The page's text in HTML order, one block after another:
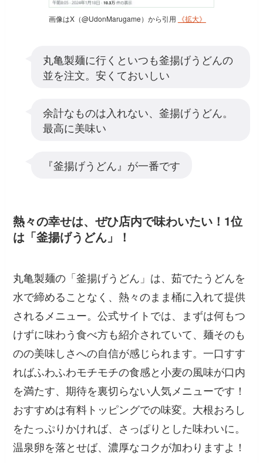
画像はX（@UdonMarugame）から引用 《拡大》
丸亀製麺に行くといつも釜揚げうどんの
並を注文。安くておいしい
余計なものは入れない、釜揚げうどん。
最高に美味い
『釜揚げうどん』が一番です
熱々の幸せは、ぜひ店内で味わいたい！1位
は「釜揚げうどん」！
丸亀製麺の「釜揚げうどん」は、茹でたうどんを
水で締めることなく、熱々のまま桶に入れて提供
されるメニュー。公式サイトでは、まずは何もつ
けずに味わう食べ方も紹介されていて、麺そのも
のの美味しさへの自信が感じられます。一口すす
ればふわふわモチモチの食感と小麦の風味が口内
を満たす、期待を裏切らない人気メニューです！
おすすめは有料トッピングでの味変。大根おろし
をたっぷりかければ、さっぱりとした味わいに。
温泉卵を落とせば、濃厚なコクが加わりますよ！